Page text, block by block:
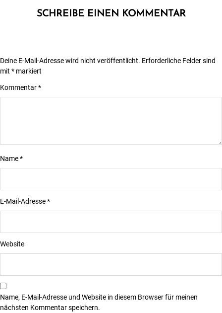
SCHREIBE EINEN KOMMENTAR
Deine E-Mail-Adresse wird nicht veröffentlicht. Erforderliche Felder sind
mit * markiert
Kommentar*
Name*
E-Mail-Adresse*
Website
Name, E-Mail-Adresse und Website in diesem Browser für meinen
nächsten Kommentar speichern.